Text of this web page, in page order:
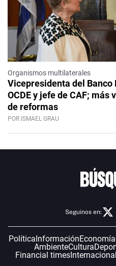
Organismos multilaterales
Vicepresidenta del
OCDE y jefe de CAF;
de reformas
POR ISMAEL GRAU
Seguinos en:
PolíticaInformaciónEconomía
AmbienteCultura
Financial timesInternacional